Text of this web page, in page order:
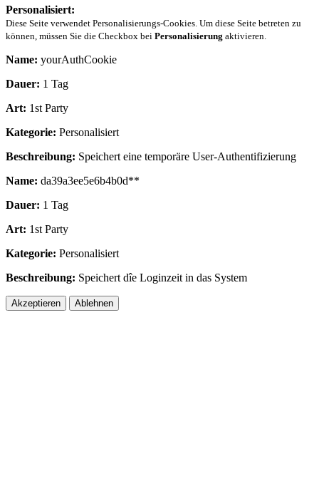
Personalisiert:
Diese Seite verwendet Personalisierungs-Cookies. Um diese Seite betreten zu
können, müssen Sie die Checkbox bei Personalisierung aktivieren.
Name: yourAuthCookie
Dauer: 1 Tag
Art: 1st Party
Kategorie: Personalisiert
Beschreibung: Speichert eine temporäre User-Authentifizierung
Name: da39a3ee5e6b4b0d**
Dauer: 1 Tag
Art: 1st Party
Kategorie: Personalisiert
Beschreibung: Speichert dîe Loginzeit in das System
Akzeptieren Ablehnen